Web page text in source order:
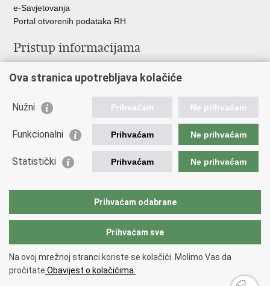
e-Savjetovanja
Portal otvorenih podataka RH
Pristup informacijama
Savjetovanje
Zapošljavanje
Odnosi s javnošću
Važne poveznice
Ministarstvo unutarnjih poslova
Copyright © 2026 Ravnateljstvo civilne zaštite.
pristupačnosti.
Ova stranica upotrebljava kolačiće
Nužni Prihvaćam Ne prihvaćam
Funkcionalni Prihvaćam Ne prihvaćam
Statistički Prihvaćam Ne prihvaćam
Prihvaćam odabrane
Prihvaćam sve
Na ovoj mrežnoj stranci koriste se kolačići. Molimo Vas da
pročitate Obavijest o kolačićima.